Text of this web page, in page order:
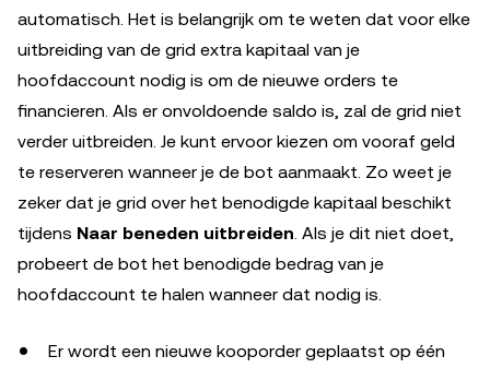
automatisch. Het is belangrijk om te weten dat voor elke
uitbreiding van de grid extra kapitaal van je
hoofdaccount nodig is om de nieuwe orders te
financieren. Als er onvoldoende saldo is, zal de grid niet
verder uitbreiden. Je kunt ervoor kiezen om vooraf geld
te reserveren wanneer je de bot aanmaakt. Zo weet je
zeker dat je grid over het benodigde kapitaal beschikt
tijdens Naar beneden uitbreiden. Als je dit niet doet,
probeert de bot het benodigde bedrag van je
hoofdaccount te halen wanneer dat nodig is.
Er wordt een nieuwe kooporder geplaatst op één